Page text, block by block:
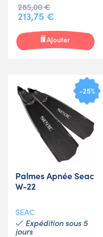
285,00 €
213,75 €
Ajouter
-25%
Palmes Apnée Seac
W-22
SEAC
Expédition sous 5
jours